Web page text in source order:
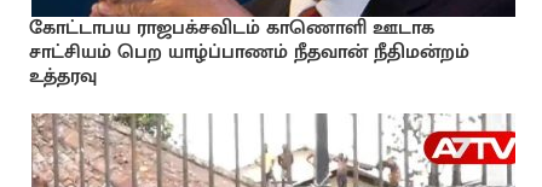
கோட்டாபய ராஜபக்சவிடம் காணொளி ஊடாக
சாட்சியம் பெற யாழ்ப்பாணம் நீதவான் நீதிமன்றம்
உத்தரவு